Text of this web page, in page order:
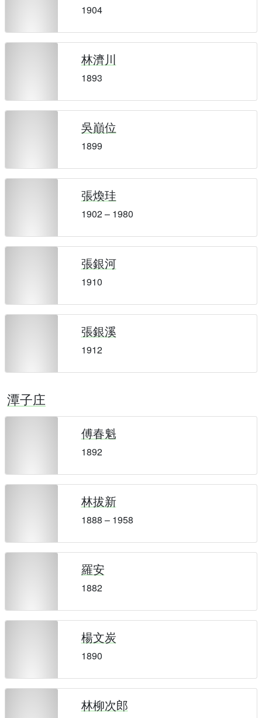
1904
林濟川
1893
吳巔位
1899
張煥珪
1902 – 1980
張銀河
1910
張銀溪
1912
潭子庄
傅春魁
1892
林拔新
1888 – 1958
羅安
1882
楊文炭
1890
林柳次郎